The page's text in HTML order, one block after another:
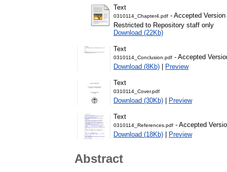
Text
0310114_Chapter4.pdf - Accepted Version
Restricted to Repository staff only
Download (22Kb)
Text
0310114_Conclusion.pdf - Accepted
Download (8Kb) | Preview
Text
0310114_Cover.pdf
Download (30Kb) | Preview
Text
0310114_References.pdf - Accepted
Download (18Kb) | Preview
Abstract